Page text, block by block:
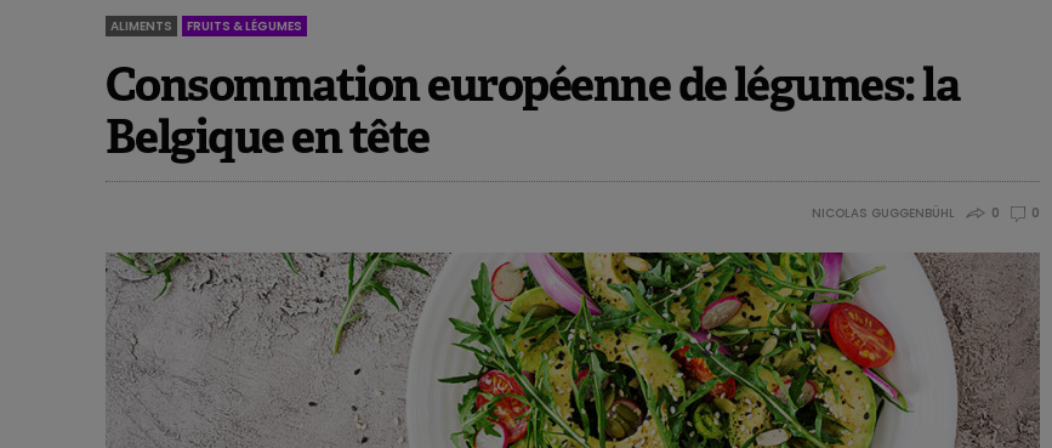
ALIMENTS FRUITS & LÉGUMES
Consommation européenne de légumes: la
Belgique en tête
NICOLAS GUGGENBÜHL 0 0